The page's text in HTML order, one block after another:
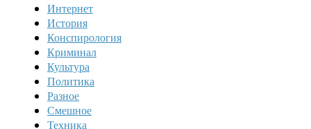
Интернет
История
Конспирология
Криминал
Культура
Политика
Разное
Смешное
Техника